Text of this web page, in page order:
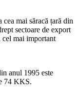
mai săracă țară din
sectoare de export
cel mai important
anul 1995 este
74 KKS.